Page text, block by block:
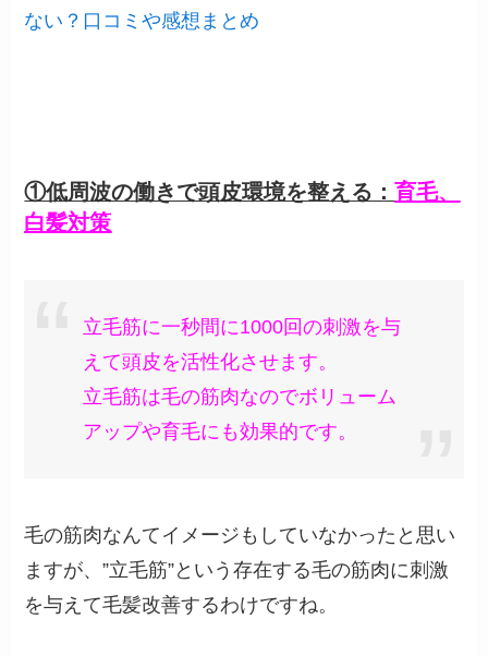
ない？口コミや感想まとめ
①低周波の働きで頭皮環境を整える：育毛、
白髪対策
立毛筋に一秒間に1000回の刺激を与
えて頭皮を活性化させます。
立毛筋は毛の筋肉なのでボリューム
アップや育毛にも効果的です。
毛の筋肉なんてイメージもしていなかったと思い
ますが、”立毛筋”という存在する毛の筋肉に刺激
を与えて毛髪改善するわけですね。